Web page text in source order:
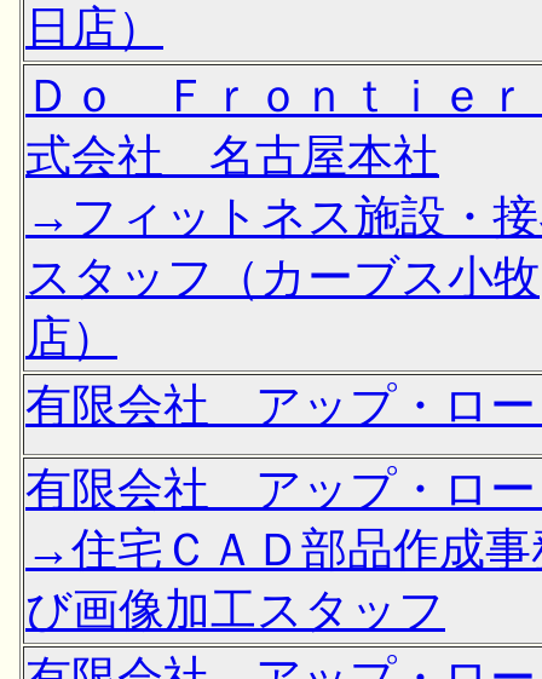
日店）
Ｄｏ Ｆｒｏｎｔｉｅ
式会社 名古屋本社
→フィットネス施設・
スタッフ（カーブス小牧
店）
有限会社 アップ・ロ
有限会社 アップ・ロ
→住宅ＣＡＤ部品作成事
び画像加工スタッフ